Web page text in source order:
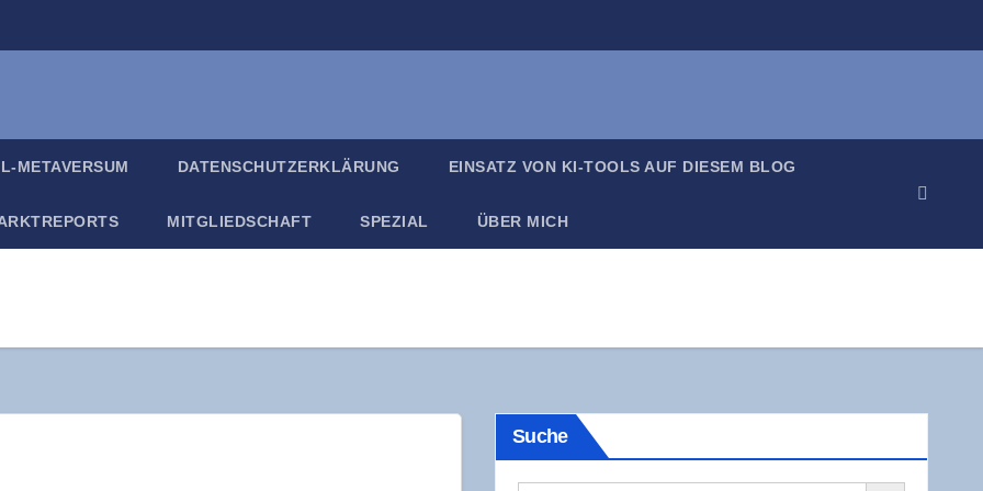
META­VER­SUM DATEN­SCHUTZ­ER­KLÄ­RUNG EIN­SATZ VON KI-TOOLS AUF DIE­SEM BLOG
MIT­GLIED­SCHAFT SPE­ZI­AL ÜBER MICH
Suche
Search Button